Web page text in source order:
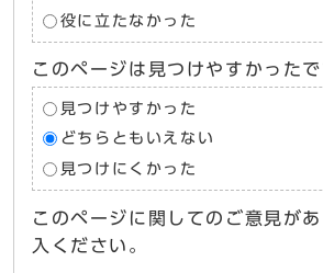
役に立たなかった
このページは見つけやすかったで
見つけやすかった
どちらともいえない
見つけにくかった
このページに関してのご意見が
入ください。